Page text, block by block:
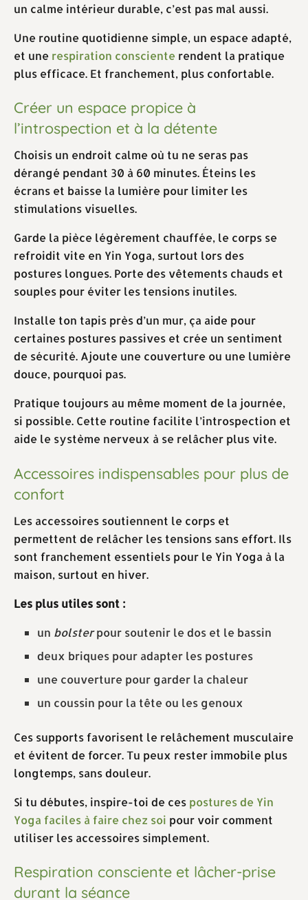
un calme intérieur durable, c’est pas mal aussi.
Une routine quotidienne simple, un espace adapté,
et une respiration consciente rendent la pratique
plus efficace. Et franchement, plus confortable.
Créer un espace propice à
l’introspection et à la détente
Choisis un endroit calme où tu ne seras pas
dérangé pendant 30 à 60 minutes. Éteins les
écrans et baisse la lumière pour limiter les
stimulations visuelles.
Garde la pièce légèrement chauffée, le corps se
refroidit vite en Yin Yoga, surtout lors des
postures longues. Porte des vêtements chauds et
souples pour éviter les tensions inutiles.
Installe ton tapis près d’un mur, ça aide pour
certaines postures passives et crée un sentiment
de sécurité. Ajoute une couverture ou une lumière
douce, pourquoi pas.
Pratique toujours au même moment de la journée,
si possible. Cette routine facilite l’introspection et
aide le système nerveux à se relâcher plus vite.
Accessoires indispensables pour plus de
confort
Les accessoires soutiennent le corps et
permettent de relâcher les tensions sans effort. Ils
sont franchement essentiels pour le Yin Yoga à la
maison, surtout en hiver.
Les plus utiles sont :
un bolsterpour soutenir le dos et le bassin
deux briques pour adapter les postures
une couverture pour garder la chaleur
un coussin pour la tête ou les genoux
Ces supports favorisent le relâchement musculaire
et évitent de forcer. Tu peux rester immobile plus
longtemps, sans douleur.
Si tu débutes, inspire-toi de ces postures de Yin
Yoga faciles à faire chez soi pour voir comment
utiliser les accessoires simplement.
Respiration consciente et lâcher-prise
durant la séance